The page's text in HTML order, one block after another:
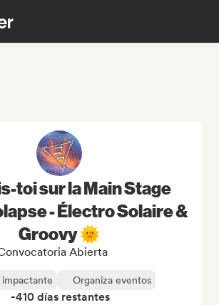
toi sur la Main Stage
- Électro Solaire &
Groovy 🌞
Abierta
Organiza eventos
-410 días restantes